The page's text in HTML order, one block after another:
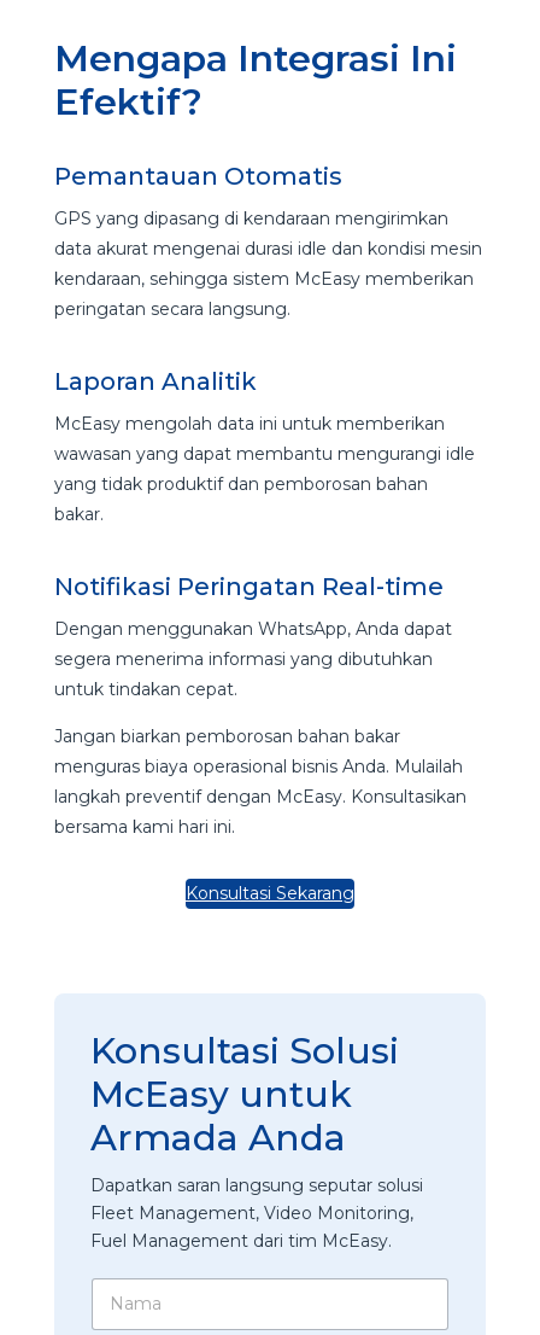
Mengapa Integrasi Ini
Efektif?
Pemantauan Otomatis
GPS yang dipasang di kendaraan mengirimkan
data akurat mengenai durasi idle dan kondisi mesin
kendaraan, sehingga sistem McEasy memberikan
peringatan secara langsung.
Laporan Analitik
McEasy mengolah data ini untuk memberikan
wawasan yang dapat membantu mengurangi idle
yang tidak produktif dan pemborosan bahan
bakar.
Notifikasi Peringatan Real-time
Dengan menggunakan WhatsApp, Anda dapat
segera menerima informasi yang dibutuhkan
untuk tindakan cepat.
Jangan biarkan pemborosan bahan bakar
menguras biaya operasional bisnis Anda. Mulailah
langkah preventif dengan McEasy. Konsultasikan
bersama kami hari ini.
Konsultasi Sekarang
Konsultasi Solusi
McEasy untuk
Armada Anda
Dapatkan saran langsung seputar solusi
Fleet Management, Video Monitoring,
Fuel Management dari tim McEasy.
N